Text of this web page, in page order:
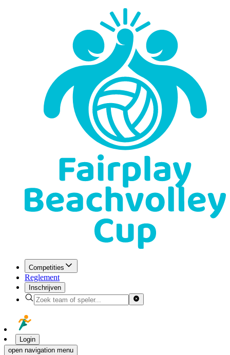
Competities
Reglement
Inschrijven
Login
open navigation menu